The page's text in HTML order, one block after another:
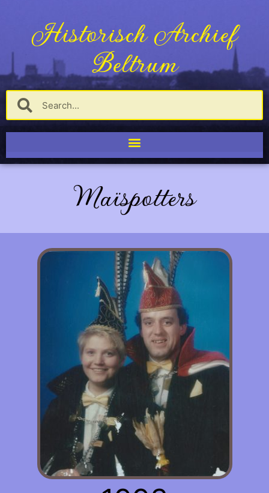
Historisch Archief
Beltrum
Maïspotters